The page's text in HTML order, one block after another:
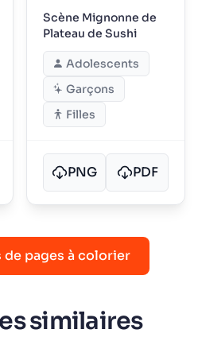
Scène Mignonne de
Plateau de Sushi
Adolescents
Garçons
Filles
PNG PDF
de pages à colorier
similaires